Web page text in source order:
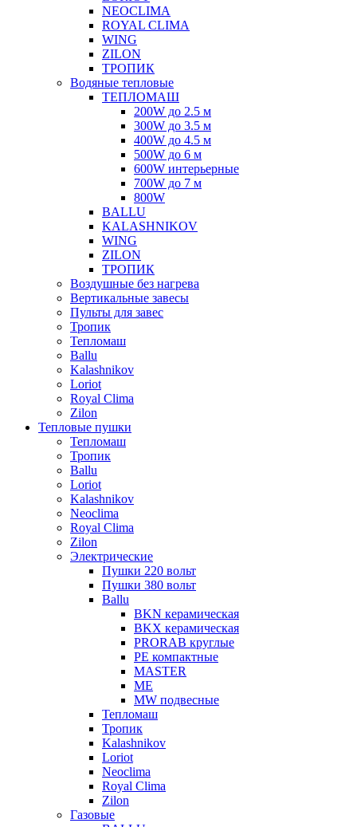
NEOCLIMA
ROYAL CLIMA
WING
ZILON
ТРОПИК
Водяные тепловые
ТЕПЛОМАШ
200W до 2.5 м
300W до 3.5 м
400W до 4.5 м
500W до 6 м
600W интерьерные
700W до 7 м
800W
BALLU
KALASHNIKOV
WING
ZILON
ТРОПИК
Воздушные без нагрева
Вертикальные завесы
Пульты для завес
Тропик
Тепломаш
Ballu
Kalashnikov
Loriot
Royal Clima
Zilon
Тепловые пушки
Тепломаш
Тропик
Ballu
Loriot
Kalashnikov
Neoclima
Royal Clima
Zilon
Электрические
Пушки 220 вольт
Пушки 380 вольт
Ballu
BKN керамическая
BKX керамическая
PRORAB круглые
PE компактные
MASTER
МЕ
MW подвесные
Тепломаш
Тропик
Kalashnikov
Loriot
Neoclima
Royal Clima
Zilon
Газовые